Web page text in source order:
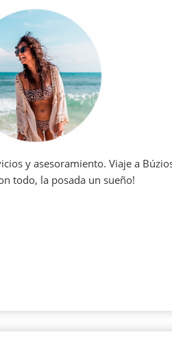
y asesoramiento. Viaje a
todo, la posada un sueño!